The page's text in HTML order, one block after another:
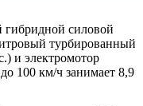
гибридной силовой
турбированный
и электромотор
100 км/ч занимает 8,9